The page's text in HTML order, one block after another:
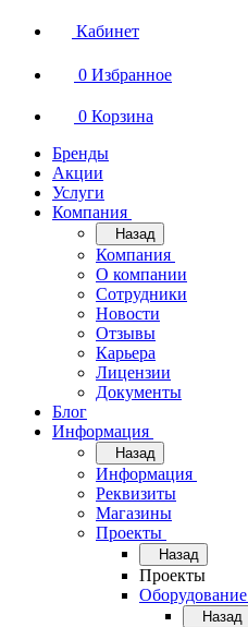
Кабинет
0 Избранное
0 Корзина
Бренды
Акции
Услуги
Компания
Назад
Компания
О компании
Сотрудники
Новости
Отзывы
Карьера
Лицензии
Документы
Блог
Информация
Назад
Информация
Реквизиты
Магазины
Проекты
Назад
Проекты
Оборудование
Назад